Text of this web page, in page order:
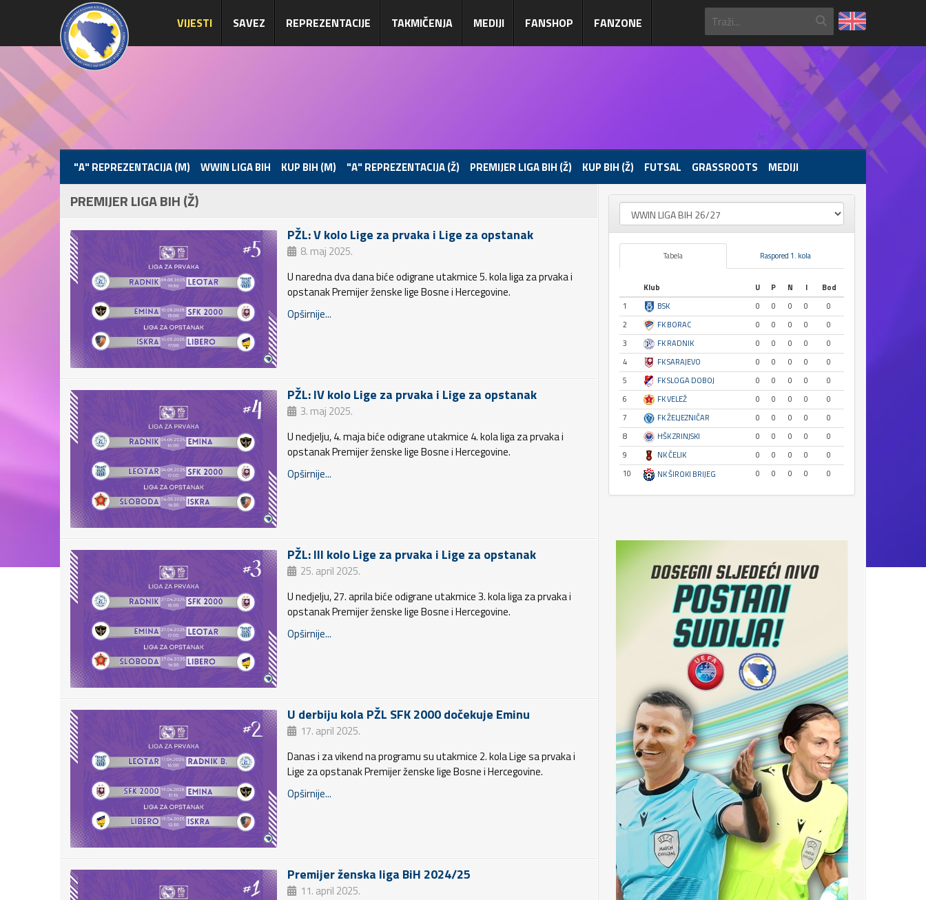
VIJESTI SAVEZ REPREZENTACIJE TAKMIČENJA MEDIJI FANSHOP FANZONE
"A" REPREZENTACIJA (M) WWIN LIGA BIH KUP BIH (M) "A" REPREZENTACIJA (Ž) PREMIJER LIGA BIH (Ž) KUP BIH (Ž) FUTSAL GRASSROOTS MEDIJI
PREMIJER LIGA BIH (Ž)
PŽL: V kolo Lige za prvaka i Lige za opstanak
8. maj 2025.
U naredna dva dana biće odigrane utakmice 5. kola liga za prvaka i
opstanak Premijer ženske lige Bosne i Hercegovine.
Opširnije...
PŽL: IV kolo Lige za prvaka i Lige za opstanak
3. maj 2025.
U nedjelju, 4. maja biće odigrane utakmice 4. kola liga za prvaka i
opstanak Premijer ženske lige Bosne i Hercegovine.
Opširnije...
PŽL: III kolo Lige za prvaka i Lige za opstanak
25. april 2025.
U nedjelju, 27. aprila biće odigrane utakmice 3. kola liga za prvaka i
opstanak Premijer ženske lige Bosne i Hercegovine.
Opširnije...
U derbiju kola PŽL SFK 2000 dočekuje Eminu
17. april 2025.
Danas i za vikend na programu su utakmice 2. kola Lige sa prvaka i
Lige za opstanak Premijer ženske lige Bosne i Hercegovine.
Opširnije...
Premijer ženska liga BiH 2024/25
11. april 2025.
Tabela Raspored 1. kola
Klub U P N I
Bod
1
BSK 0 0 0 0
0
2
FK BORAC 0 0 0 0
0
3
FK RADNIK 0 0 0 0
0
4
FK SARAJEVO 0 0 0 0
0
5
FK SLOGA DOBOJ 0 0 0 0
0
6
FK VELEŽ 0 0 0 0
0
7
FK ŽELJEZNIČAR 0 0 0 0
0
8
HŠK ZRINJSKI 0 0 0 0
0
9
NK ČELIK 0 0 0 0
0
10
NK ŠIROKI BRIJEG 0 0 0 0 0